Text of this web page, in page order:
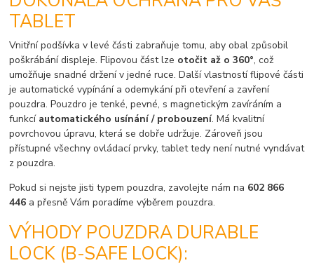
TABLET
Vnitřní podšívka v levé části zabraňuje tomu, aby obal způsobil
poškrábání displeje. Flipovou část lze otočit až o 360°, což
umožňuje snadné držení v jedné ruce. Další vlastností flipové části
je automatické vypínání a odemykání při otevření a zavření
pouzdra. Pouzdro je tenké, pevné, s magnetickým zavíráním a
funkcí automatického usínání / probouzení. Má kvalitní
povrchovou úpravu, která se dobře udržuje. Zároveň jsou
přístupné všechny ovládací prvky, tablet tedy není nutné vyndávat
z pouzdra.
Pokud si nejste jisti typem pouzdra, zavolejte nám na 602 866
446 a přesně Vám poradíme výběrem pouzdra.
VÝHODY POUZDRA DURABLE
LOCK (B-SAFE LOCK):